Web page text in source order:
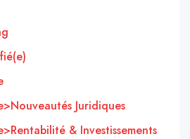
Juridiques
& Investissements